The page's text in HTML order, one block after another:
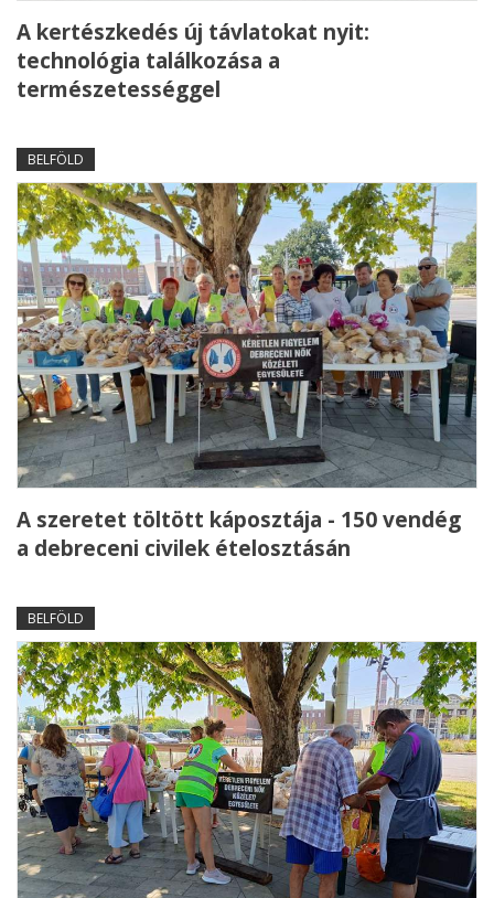
A kertészkedés új távlatokat nyit:
technológia találkozása a
természetességgel
BELFÖLD
A szeretet töltött káposztája - 150 vendég
a debreceni civilek ételosztásán
BELFÖLD